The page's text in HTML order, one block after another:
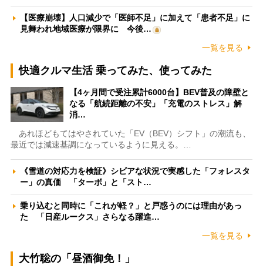
【医療崩壊】人口減少で「医師不足」に加えて「患者不足」に
見舞われ地域医療が限界に 今後…
一覧を見る
快適クルマ生活 乗ってみた、使ってみた
【4ヶ月間で受注累計6000台】BEV普及の障壁と
なる「航続距離の不安」「充電のストレス」解
消…
あれほどもてはやされていた「EV（BEV）シフト」の潮流も、
最近では減速基調になっているように見える。…
《雪道の対応力を検証》シビアな状況で実感した「フォレスタ
ー」の真価 「ターボ」と「スト…
乗り込むと同時に「これが軽？」と戸惑うのには理由があっ
た 「日産ルークス」さらなる躍進…
一覧を見る
大竹聡の「昼酒御免！」